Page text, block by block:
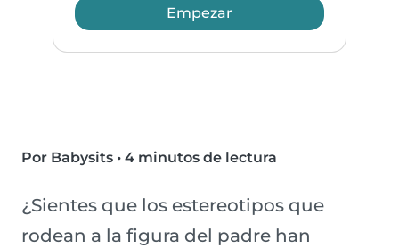
Empezar
Por Babysits • 4 minutos de lectura
¿Sientes que los estereotipos que
rodean a la figura del padre han